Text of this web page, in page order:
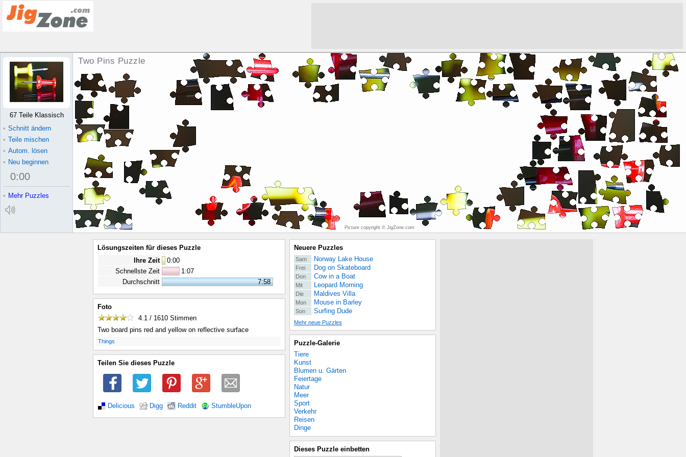
Two Pins Puzzle
Picture copyright © JigZone.com
67 Teile Klassisch
• Schnitt ändern
• Teile mischen
• Autom. lösen
• Neu beginnen
0:00
• Mehr Puzzles
Lösungszeiten für dieses Puzzle
Ihre Zeit
0:00
Schnellste Zeit
1:07
Durchschnitt
7:58
Foto
4.1 / 1610 Stimmen
Two board pins red and yellow on reflective surface
Things
Teilen Sie dieses Puzzle
Delicious Digg Reddit StumbleUpon
Neuere Puzzles
Sam Norway Lake House
Frei Dog on Skateboard
Don Cow in a Boat
Mit Leopard Morning
Die Maldives Villa
Mon Mouse in Barley
Son Surfing Dude
Mehr neue Puzzles
Puzzle-Galerie
Tiere
Kunst
Blumen u. Gärten
Feiertage
Natur
Meer
Sport
Verkehr
Reisen
Dinge
Dieses Puzzle einbetten